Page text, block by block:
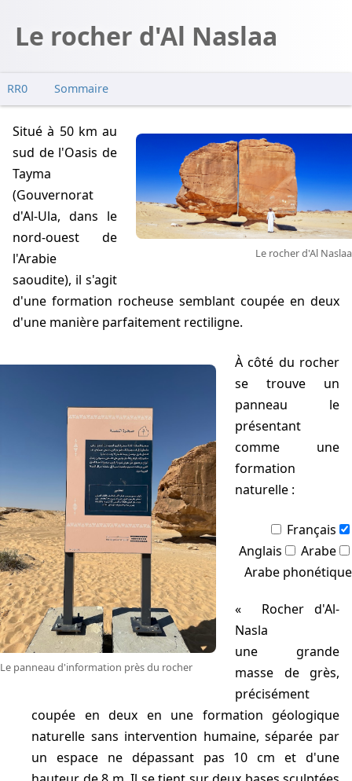
Le rocher d'Al Naslaa
RR0 Sommaire
Le rocher d'Al Naslaa
Situé à 50 km au
sud de l'Oasis de
Tayma
(Gouvernorat
d'Al-Ula, dans le
nord-ouest de
l'Arabie
saoudite), il s'agit
d'une formation rocheuse semblant coupée en deux
d'une manière parfaitement rectiligne.
Le panneau d'information près du rocher
À côté du rocher
se trouve un
panneau le
présentant
comme une
formation
naturelle :
Français
Anglais
Arabe
Arabe phonétique
Rocher d'Al-
Nasla
une grande
masse de grès,
précisément
coupée en deux en une formation géologique
naturelle sans intervention humaine, séparée par
un espace ne dépassant pas 10 cm et d'une